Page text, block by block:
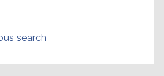
search